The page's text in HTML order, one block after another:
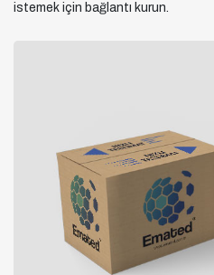
istemek için bağlantı kurun.